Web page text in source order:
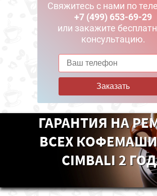
Свяжитесь с нами по
+7 (499) 653-69-29
или закажите
консультацию.
Заказать
ГАРАНТИЯ НА
ВСЕХ
CIMBALI 2